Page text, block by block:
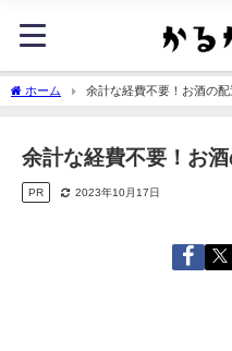
ホーム 余計な経費不要！お酒の
余計な経費不要！お
PR 2023年10月17日